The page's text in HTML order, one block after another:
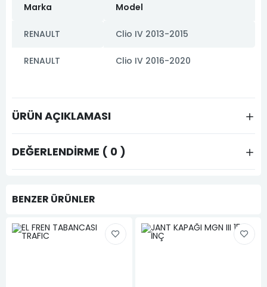
Marka Model
RENAULT Clio IV 2013-2015
RENAULT Clio IV 2016-2020
ÜRÜN AÇIKLAMASI
DEĞERLENDIRME ( 0 )
BENZER ÜRÜNLER